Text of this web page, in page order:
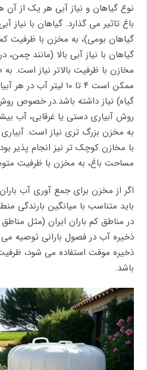
نوع گیاهان و نیاز آبی هر یک از آن
باغ تاثیر می گذارد. گیاهان با نیاز
گیاهان بومی)، به مخزن با ظرفیت
گیاهان با نیاز آبی بالا (مانند
مخازن با ظرفیت بالاتر نیاز است.
ممکن است ۴ تا ۱۰ لیتر
گیاه) نیاز داشته باشد.در خصوص
روش آبیاری دستی یا غرقابی، آب
به مخزن بزرگ ‌تری نیاز است.
با مخازن کوچک ‌تر نیز انجام پذیر
مساحت باغ، به مخزن با ظرفیت
اگر از مخزن برای جمع ‌آوری آب
باید متناسب با میانگین بارندگی
در مناطق کم‌ باران ایران (مثل
ذخیره آب در فصول بارانی توصیه
ذخیره موقت استفاده می ‌شود،
باشد.